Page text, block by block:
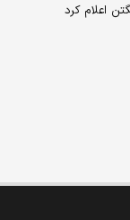
اعلام کرد